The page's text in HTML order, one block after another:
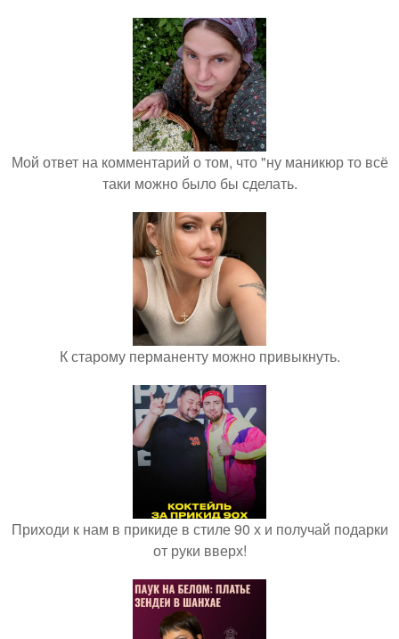
Мой ответ на комментарий о том, что "ну маникюр то всё
таки можно было бы сделать.
К старому перманенту можно привыкнуть.
Приходи к нам в прикиде в стиле 90 х и получай подарки
от руки вверх!